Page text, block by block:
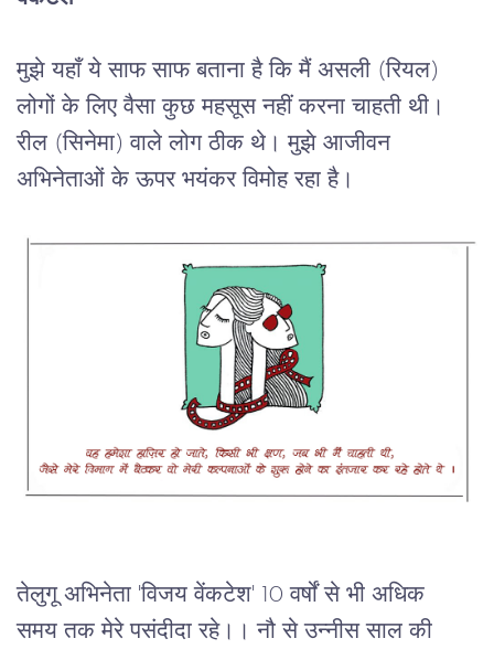
मुझे यहाँ ये साफ साफ बताना है कि मैं असली (रियल)
लोगों के लिए वैसा कुछ महसूस नहीं करना चाहती थी।
रील (सिनेमा) वाले लोग ठीक थे। मुझे आजीवन
अभिनेताओं के ऊपर भयंकर विमोह रहा है।
तेलुगू अभिनेता 'विजय वेंकटेश' 10 वर्षों से भी अधिक
समय तक मेरे पसंदीदा रहे।। नौ से उन्नीस साल की